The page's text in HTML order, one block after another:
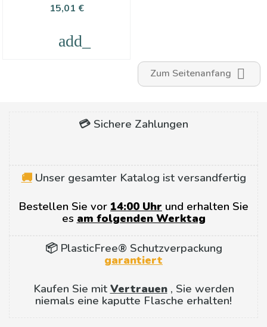
Preis
15,01 €
add_shopping_cart
Zum Seitenanfang 
💳 Sichere Zahlungen
🚚Unser gesamter Katalog ist versandfertig
Bestellen Sie vor 14:00 Uhr und erhalten Sie
es am folgenden Werktag
📦 PlasticFree® Schutzverpackung
garantiert
Kaufen Sie mit Vertrauen, Sie werden
niemals eine kaputte Flasche erhalten!